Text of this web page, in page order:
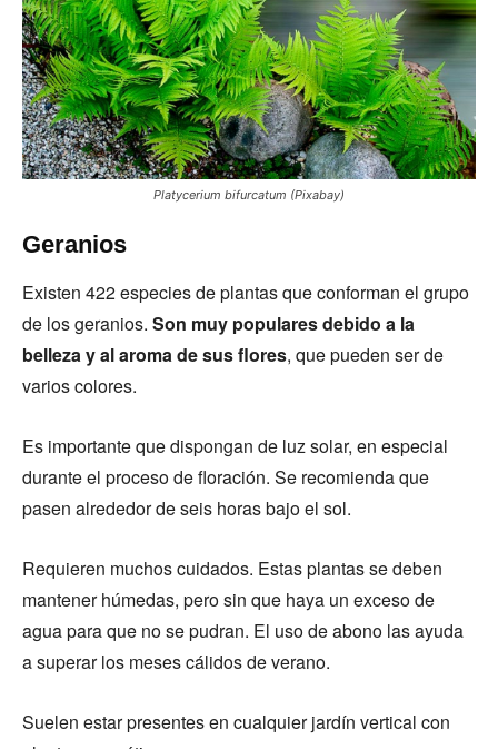
Platycerium bifurcatum (Pixabay)
Geranios
Existen 422 especies de plantas que conforman el grupo
de los geranios. Son muy populares debido a la
belleza y al aroma de sus flores, que pueden ser de
varios colores.
Es importante que dispongan de luz solar, en especial
durante el proceso de floración. Se recomienda que
pasen alrededor de seis horas bajo el sol.
Requieren muchos cuidados. Estas plantas se deben
mantener húmedas, pero sin que haya un exceso de
agua para que no se pudran. El uso de abono las ayuda
a superar los meses cálidos de verano.
Suelen estar presentes en cualquier jardín vertical con